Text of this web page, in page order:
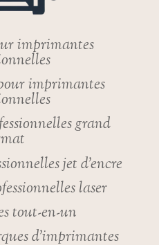
imprimantes
imprimantes
grand
jet d’encre
laser
tout-en-un
d’imprimantes